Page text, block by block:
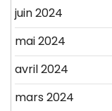
juin 2024
mai 2024
avril 2024
mars 2024